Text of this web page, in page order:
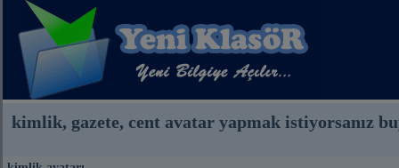
kimlik, gazete, cent avatar yapmak istiyorsanız